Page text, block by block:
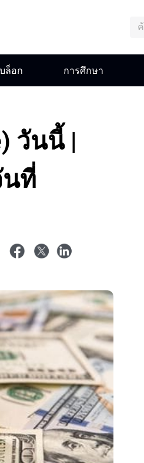
บล็อก การศึกษา
วันนี้ |
นที่